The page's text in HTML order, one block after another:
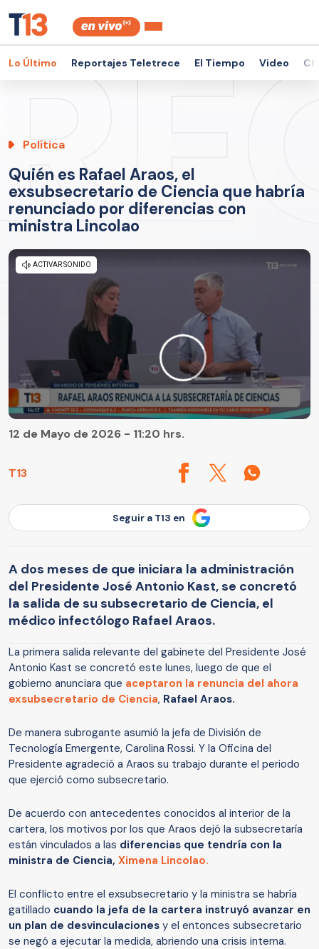
Lo Último Reportajes Teletrece El Tiempo Video
Política
Quién es Rafael Araos, el
exsubsecretario de Ciencia que habría
renunciado por diferencias con
ministra Lincolao
T13
12 de Mayo de 2026 - 11:20 hrs.
Seguir a T13 en
A dos meses de que iniciara la administración
del Presidente José Antonio Kast, se concretó
la salida de su subsecretario de Ciencia, el
médico infectólogo Rafael Araos.
La primera salida relevante del gabinete del Presidente José
Antonio Kast se concretó este lunes, luego de que el
gobierno anunciara que aceptaron la renuncia del ahora
exsubsecretario de Ciencia, Rafael Araos.
De manera subrogante asumió la jefa de División de
Tecnología Emergente, Carolina Rossi. Y la Oficina del
Presidente agradeció a Araos su trabajo durante el periodo
que ejerció como subsecretario.
De acuerdo con antecedentes conocidos al interior de la
cartera, los motivos por los que Araos dejó la subsecretaría
están vinculados a las diferencias que tendría con la
ministra de Ciencia, Ximena Lincolao.
El conflicto entre el exsubsecretario y la ministra se habría
gatillado cuando la jefa de la cartera instruyó avanzar en
un plan de desvinculaciones y el entonces subsecretario
se negó a ejecutar la medida, abriendo una crisis interna.